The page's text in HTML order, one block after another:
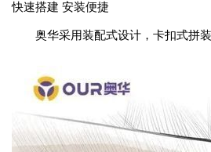
快速搭建 安装便捷
奥华采用装配式设计，卡扣式拼装